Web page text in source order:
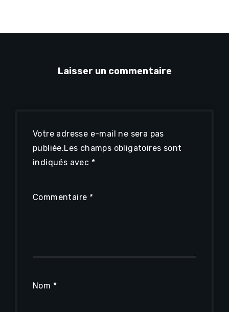
Laisser un commentaire
Votre adresse e-mail ne sera pas
publiée.Les champs obligatoires sont
indiqués avec *
Commentaire *
Nom *